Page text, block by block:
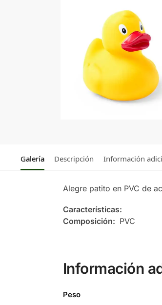
Galería Descripción Información
Alegre patito en PVC de
Características:
Composición: PVC
Información
Peso